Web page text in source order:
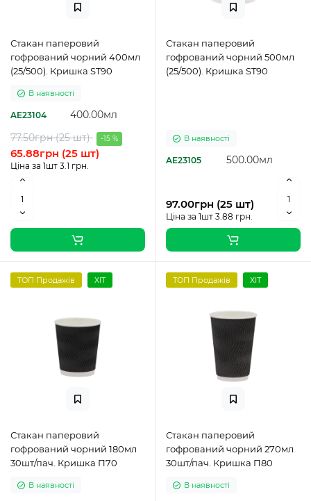
Стакан паперовий
гофрований чорний 400мл
(25/500). Кришка ST90
В наявності
AE23104
400.00мл
77.50грн (25 шт)
-15 %
65.88грн (25 шт)
Ціна за 1шт 3.1 грн.
Стакан паперовий
гофрований чорний 500мл
(25/500). Кришка ST90
В наявності
AE23105 500.00мл
97.00грн (25 шт)
Ціна за 1шт 3.88 грн.
ТОП Продажів ХІТ
Стакан паперовий
гофрований чорний 180мл
30шт/пач. Кришка П70
В наявності
ТОП Продажів ХІТ
Стакан паперовий
гофрований чорний 270мл
30шт/пач. Кришка П80
В наявності